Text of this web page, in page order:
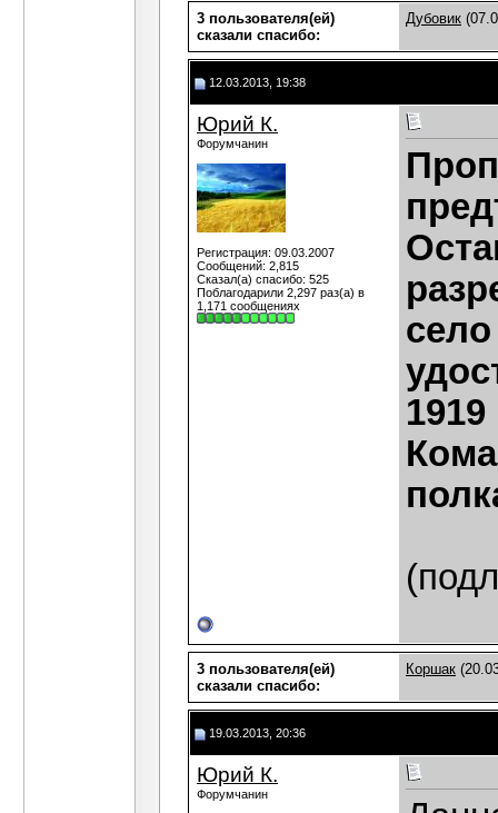
3 пользователя(ей)
сказали cпасибо:
Дубовик
12.03.2013, 19:38
Юрий К.
Форумчанин
Регистрация: 09.03.2007
Сообщений: 2,815
Сказал(а) спасибо: 525
Поблагодарили 2,297 раз(а) в
1,171 сообщениях
1919
3 пользователя(ей)
сказали cпасибо:
Коршак
19.03.2013, 20:36
Юрий К.
Форумчанин